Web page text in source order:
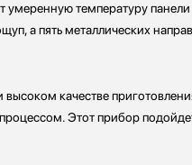
температуру панели
а пять металлических
качестве
Этот прибор